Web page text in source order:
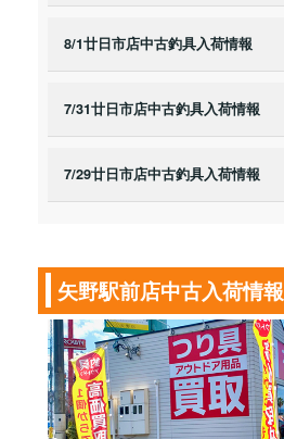
8/1廿日市店中古釣具入荷情報
7/31廿日市店中古釣具入荷情報
7/29廿日市店中古釣具入荷情報
矢野駅前店中古入荷情報